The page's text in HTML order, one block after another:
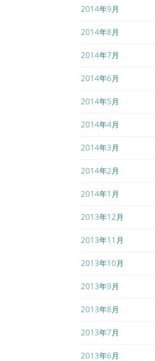
2014年9月
2014年8月
2014年7月
2014年6月
2014年5月
2014年4月
2014年3月
2014年2月
2014年1月
2013年12月
2013年11月
2013年10月
2013年9月
2013年8月
2013年7月
2013年6月